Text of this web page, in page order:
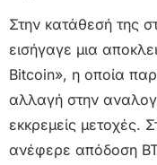
Στην κατάθεσή της
εισήγαγε μια
Bitcoin», η οποία
αλλαγή στην
εκκρεμείς μετοχές.
ανέφερε απόδοση